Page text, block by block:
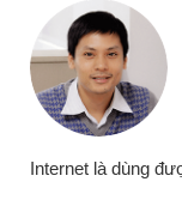
Internet là dùng